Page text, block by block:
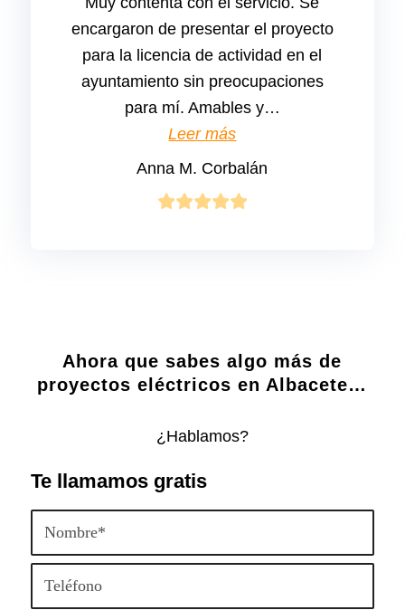
encargaron de presentar el proyecto
para la licencia de actividad en el
ayuntamiento sin preocupaciones
para mí. Amables y…
Leer más“Anna M. Corbalán”
Anna M. Corbalán
Ahora que sabes algo más de
proyectos eléctricos en Albacete…
¿Hablamos?
Te llamamos gratis